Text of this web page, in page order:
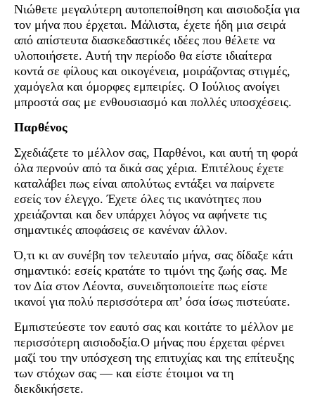
Νιώθετε μεγαλύτερη αυτοπεποίθηση και αισιοδοξία για
τον μήνα που έρχεται. Μάλιστα, έχετε ήδη μια σειρά
από απίστευτα διασκεδαστικές ιδέες που θέλετε να
υλοποιήσετε. Αυτή την περίοδο θα είστε ιδιαίτερα
κοντά σε φίλους και οικογένεια, μοιράζοντας στιγμές,
χαμόγελα και όμορφες εμπειρίες. Ο Ιούλιος ανοίγει
μπροστά σας με ενθουσιασμό και πολλές υποσχέσεις.
Παρθένος
Σχεδιάζετε το μέλλον σας, Παρθένοι, και αυτή τη φορά
όλα περνούν από τα δικά σας χέρια. Επιτέλους έχετε
καταλάβει πως είναι απολύτως εντάξει να παίρνετε
εσείς τον έλεγχο. Έχετε όλες τις ικανότητες που
χρειάζονται και δεν υπάρχει λόγος να αφήνετε τις
σημαντικές αποφάσεις σε κανέναν άλλον.
Ό,τι κι αν συνέβη τον τελευταίο μήνα, σας δίδαξε κάτι
σημαντικό: εσείς κρατάτε το τιμόνι της ζωής σας. Με
τον Δία στον Λέοντα, συνειδητοποιείτε πως είστε
ικανοί για πολύ περισσότερα απ’ όσα ίσως πιστεύατε.
Εμπιστεύεστε τον εαυτό σας και κοιτάτε το μέλλον με
περισσότερη αισιοδοξία.Ο μήνας που έρχεται φέρνει
μαζί του την υπόσχεση της επιτυχίας και της επίτευξης
των στόχων σας — και είστε έτοιμοι να τη
διεκδικήσετε.